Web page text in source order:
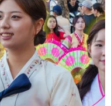
ruột thừa khi
đảo Cồn Cỏ, tỉnh